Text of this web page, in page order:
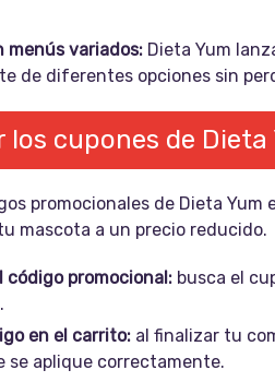
menús variados: Dieta Yum
de diferentes opciones sin
los cupones de Dieta
promocionales de Dieta
mascota a un precio reducido.
código promocional: busca el
en el carrito: al finalizar tu
se aplique correctamente.